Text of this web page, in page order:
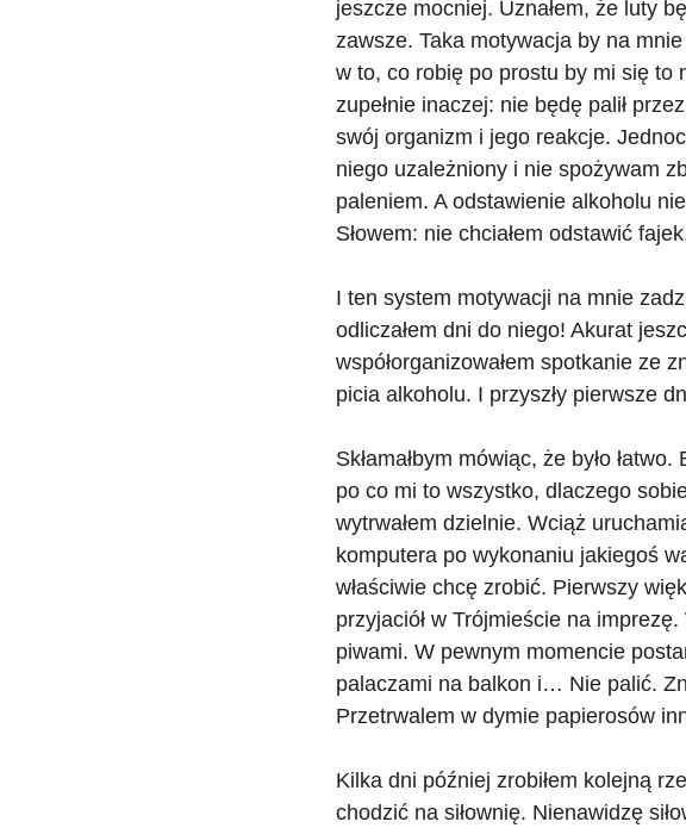
jeszcze mocniej. Uznałem, że luty
zawsze. Taka motywacja by na
w to, co robię po prostu by mi się to
zupełnie inaczej: nie będę palił
swój organizm i jego reakcje.
niego uzależniony i nie spożywam
paleniem. A odstawienie alkoholu
Słowem: nie chciałem odstawić
I ten system motywacji na mnie
odliczałem dni do niego! Akurat
współorganizowałem spotkanie ze
picia alkoholu. I przyszły pierwsze
Skłamałbym mówiąc, że było łatwo.
po co mi to wszystko, dlaczego
wytrwałem dzielnie. Wciąż
komputera po wykonaniu jakiegoś
właściwie chcę zrobić. Pierwszy
przyjaciół w Trójmieście na
piwami. W pewnym momencie
palaczami na balkon i… Nie palić.
Przetrwalem w dymie papierosów
Kilka dni później zrobiłem kolejną
chodzić na siłownię. Nienawidzę